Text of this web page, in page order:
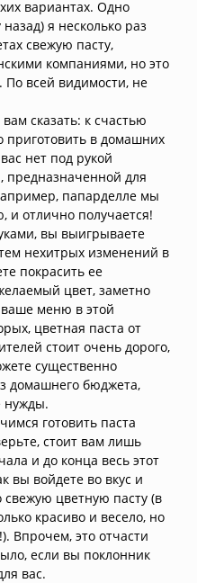
вариантах. Одно
я несколько раз
свежую пасту,
компаниями, но это
По всей видимости, не
сказать: к счастью
приготовить в домашних
нет под рукой
для
папарделле мы
и отлично получается!
вы выигрываете
нехитрых изменений в
покрасить ее
цвет, заметно
меню в этой
цветная паста от
стоит очень дорого,
существенно
домашнего бюджета,
нужды.
готовить паста
стоит вам лишь
и до конца весь этот
вы войдете во вкус и
свежую цветную пасту (в
красиво и весело, но
Впрочем, это отчасти
если вы поклонник
вас.